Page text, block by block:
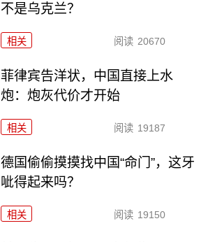
不是乌克兰？
相关 阅读 20670
菲律宾告洋状，中国直接上水
炮：炮灰代价才开始
相关 阅读 19187
德国偷偷摸摸找中国“命门”，这牙
呲得起来吗？
相关 阅读 19150